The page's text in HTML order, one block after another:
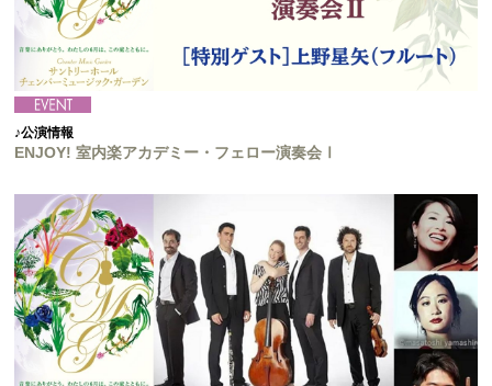
♪公演情報
ENJOY! 室内楽アカデミー・フェロー演奏会Ⅰ